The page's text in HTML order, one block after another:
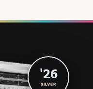
'26
SILVER